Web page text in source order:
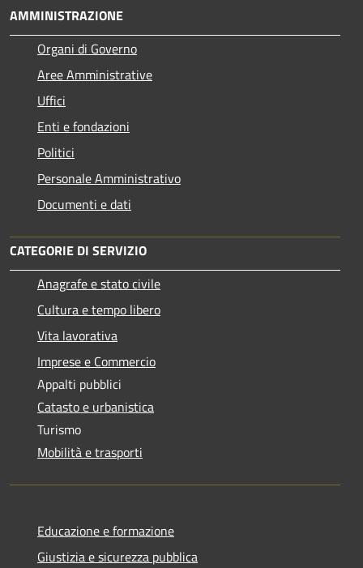
AMMINISTRAZIONE
Organi di Governo
Aree Amministrative
Uffici
Enti e fondazioni
Politici
Personale Amministrativo
Documenti e dati
CATEGORIE DI SERVIZIO
Anagrafe e stato civile
Cultura e tempo libero
Vita lavorativa
Imprese e Commercio
Appalti pubblici
Catasto e urbanistica
Turismo
Mobilità e trasporti
Educazione e formazione
Giustizia e sicurezza pubblica